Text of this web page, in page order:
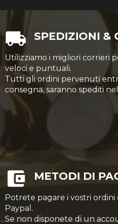
SPEDIZIONI &
Utilizziamo i migliori corrieri
veloci e puntuali.
Tutti gli ordini pervenuti
consegna, saranno spediti
METODI DI
Potrete pagare i vostri ordini
Paypal.
Se non disponete di un